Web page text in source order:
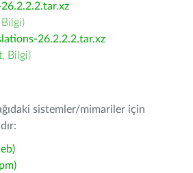
Bilgi)
26.2.2.2.tar.xz
, Bilgi)
sistemler/mimariler için